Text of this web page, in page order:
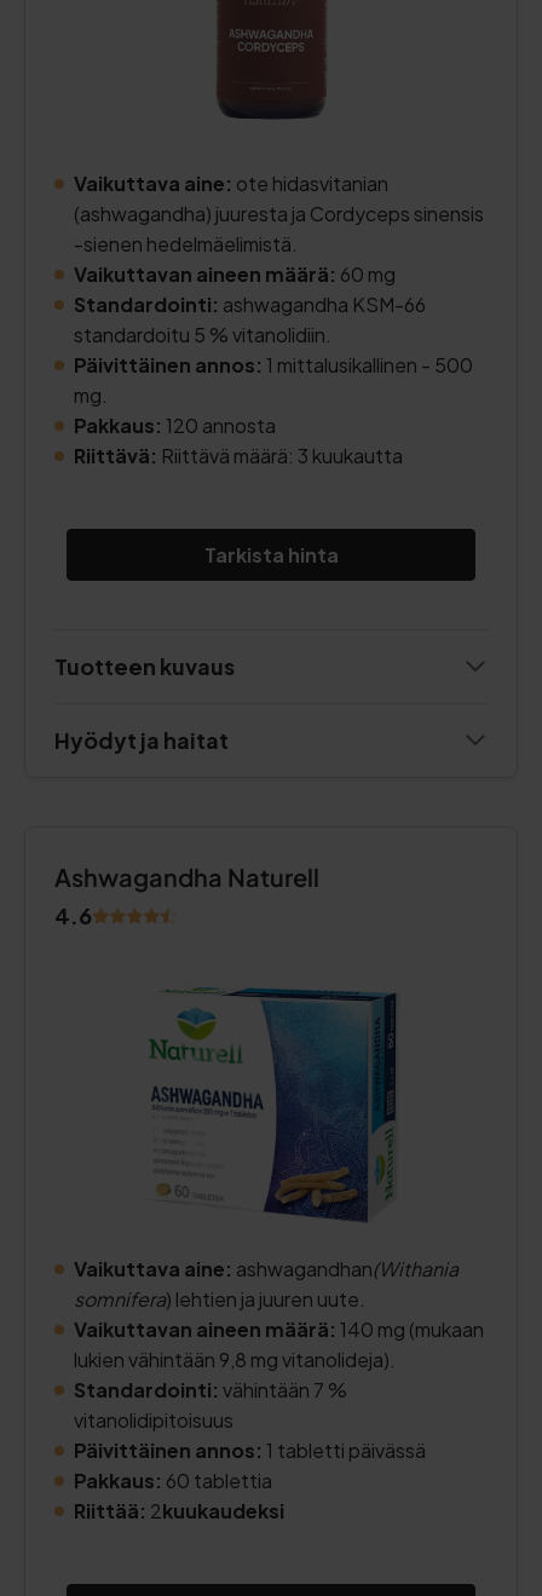
Vaikuttava aine: ote hidasvitanian
(ashwagandha) juuresta ja Cordyceps sinensis
-sienen hedelmäelimistä.
Vaikuttavan aineen määrä: 60 mg
Standardointi: ashwagandha KSM-66
standardoitu 5 % vitanolidiin.
Päivittäinen annos: 1 mittalusikallinen - 500
mg.
Pakkaus: 120 annosta
Riittävä: Riittävä määrä: 3 kuukautta
Tarkista hinta
Tuotteen kuvaus
Hyödyt ja haitat
Ashwagandha Naturell
4.6
Vaikuttava aine: ashwagandhan(Withania
somnifera) lehtien ja juuren uute.
Vaikuttavan aineen määrä: 140 mg (mukaan
lukien vähintään 9,8 mg vitanolideja).
Standardointi: vähintään 7 %
vitanolidipitoisuus
Päivittäinen annos: 1 tabletti päivässä
Pakkaus: 60 tablettia
Riittää: 2kuukaudeksi